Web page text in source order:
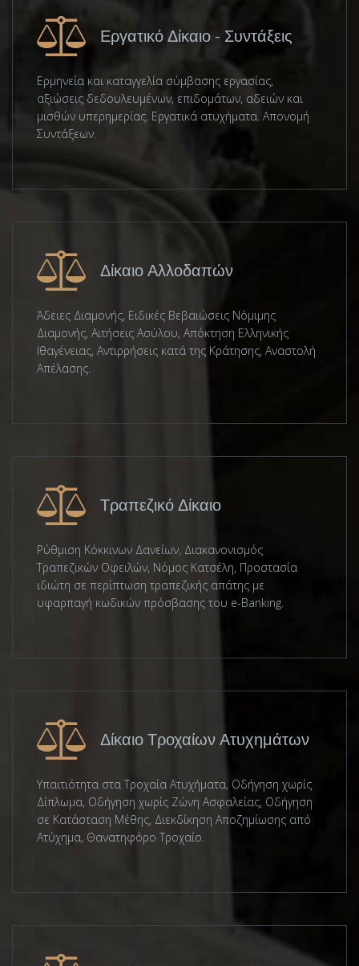
Εργατικό Δίκαιο - Συντάξεις
Ερμηνεία και καταγγελία σύμβασης εργασίας,
αξιώσεις δεδουλευμένων, επιδομάτων, αδειών και
μισθών υπερημερίας. Εργατικά ατυχήματα. Απονομή
Συντάξεων.
Δίκαιο Αλλοδαπών
Άδειες Διαμονής, Ειδικές Βεβαιώσεις Νόμιμης
Διαμονής, Αιτήσεις Ασύλου, Απόκτηση Ελληνικής
Ιθαγένειας, Αντιρρήσεις κατά της Κράτησης, Αναστολή
Απέλασης.
Τραπεζικό Δίκαιο
Ρύθμιση Κόκκινων Δανείων, Διακανονισμός
Τραπεζικών Οφειλών, Νόμος Κατσέλη, Προστασία
ιδιώτη σε περίπτωση τραπεζικής απάτης με
υφαρπαγή κωδικών πρόσβασης του e-Banking.
Δίκαιο Τροχαίων Ατυχημάτων
Υπαιτιότητα στα Τροχαία Ατυχήματα, Οδήγηση χωρίς
Δίπλωμα, Οδήγηση χωρίς Ζώνη Ασφαλείας, Οδήγηση
σε Κατάσταση Μέθης, Διεκδίκηση Αποζημίωσης από
Ατύχημα, Θανατηφόρο Τροχαίο.